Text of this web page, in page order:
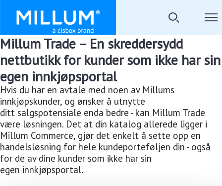
Millum Trade – En skreddersydd
nettbutikk for kunder som ikke har sin
egen innkjøpsportal
Hvis du har en avtale med noen av Millums
innkjøpskunder, og ønsker å utnytte
ditt salgspotensiale enda bedre - kan Millum Trade
være løsningen. Det at din katalog allerede ligger i
Millum Commerce, gjør det enkelt å sette opp en
handelsløsning for hele kundeporteføljen din - også
for de av dine kunder som ikke har sin
egen innkjøpsportal.